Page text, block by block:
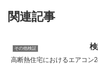
関連記事
その他検証
高断熱住宅におけるエアコン